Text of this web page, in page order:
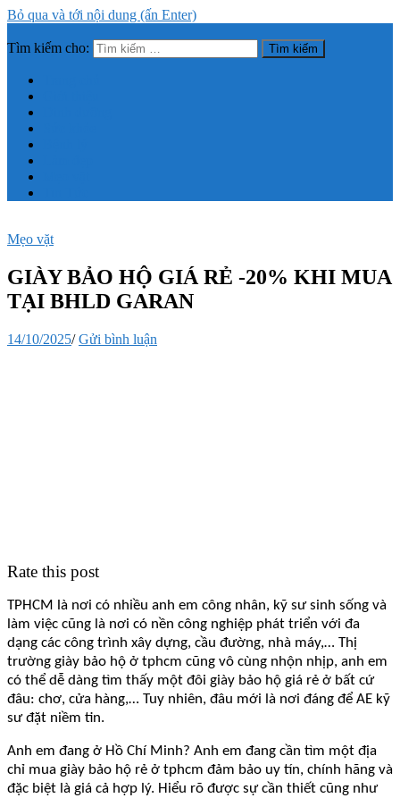
Bỏ qua và tới nội dung (ấn Enter)
Trang thông tin tổng hợp về sức khỏe, làm đẹp
Tìm kiếm cho:
Mẹo vặt
GIÀY BẢO HỘ GIÁ RẺ -20% KHI MUA
TẠI BHLD GARAN
14/10/2025/Gửi bình luận
Rate this post
TPHCM là nơi có nhiều anh em công nhân, kỹ sư sinh sống và
làm việc cũng là nơi có nền công nghiệp phát triển với đa
dạng các công trình xây dựng, cầu đường, nhà máy,… Thị
trường giày bảo hộ ở tphcm cũng vô cùng nhộn nhịp, anh em
có thể dễ dàng tìm thấy một đôi giày bảo hộ giá rẻ ở bất cứ
đâu: chơ, cửa hàng,… Tuy nhiên, đâu mới là nơi đáng để AE kỹ
sư đặt niềm tin.
Anh em đang ở Hồ Chí Minh? Anh em đang cần tìm một địa
chỉ mua giày bảo hộ rẻ ở tphcm đảm bảo uy tín, chính hãng và
đặc biệt là giá cả hợp lý. Hiểu rõ được sự cần thiết cũng như